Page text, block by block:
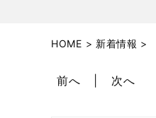
HOME > 新着情報 >
前へ 次へ